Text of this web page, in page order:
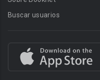
Buscar usuarios